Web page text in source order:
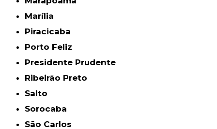
Marília
Piracicaba
Porto Feliz
Presidente Prudente
Ribeirão Preto
Salto
Sorocaba
São Carlos